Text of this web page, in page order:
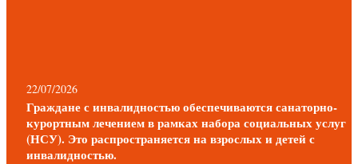
22/07/2026
Граждане с инвалидностью обеспечиваются санаторно-
курортным лечением в рамках набора социальных услуг
(НСУ). Это распространяется на взрослых и детей с
инвалидностью.